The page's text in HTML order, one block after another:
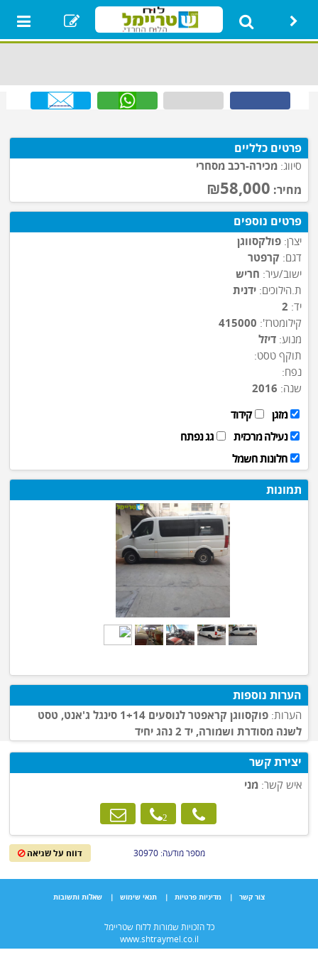
ראשי
רכבים
נופש מהדרין
בעלי מקצוע
תת קטגוריה
פרטים כלליים
סיווג: מכירה-רכב מסחרי
מחיר: ₪58,000
יצירת קשר
איש קשר:מני
פרטים נוספים
יצרן: פולקסווגן
דגם: קרפטר
ישוב/עיר: חריש
ת.הילוכים: ידנית
יד: 2
קילומטרז': 415000
מנוע: דיזל
תוקף טסט:
נפח:
שנה: 2016
מזגן
קידוד
נעילה מרכזית
גג נפתח
חלונות חשמל
תמונות
הערות נוספות
הערות:
פוקסווגן קראפטר לנוסעים 1+14 סינגל ג'אנט, טסט
לשנה מסודרת ושמורה, יד 2 נהג יחיד
מספר מודעה: 30970 דווח על שגיאה
צור קשר | מדיניות פרטיות | תנאי שימוש | שאלות ותשובות
כל הזכויות שמורות ללוח שטריימל
www.shtraymel.co.il